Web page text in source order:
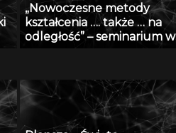
„Nowoczesne metody
kształcenia …. także … na
odległość” – seminarium w